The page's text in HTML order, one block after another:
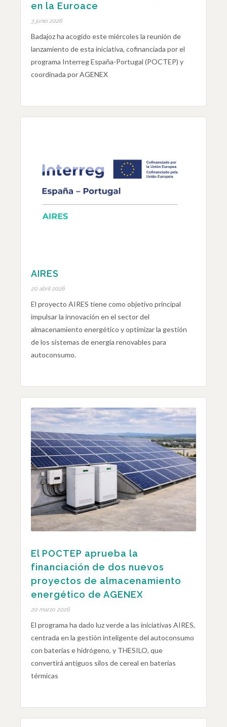
en la Euroace
3 junio 2026
Badajoz ha acogido este miércoles la reunión de
lanzamiento de esta iniciativa, cofinanciada por el
programa Interreg España-Portugal (POCTEP) y
coordinada por AGENEX
AIRES
20 abril 2026
El proyecto AIRES tiene como objetivo principal
impulsar la innovación en el sector del
almacenamiento energético y optimizar la gestión
de los sistemas de energía renovables para
autoconsumo.
El POCTEP aprueba la
financiación de dos nuevos
proyectos de almacenamiento
energético de AGENEX
20 marzo 2026
El programa ha dado luz verde a las iniciativas AIRES,
centrada en la gestión inteligente del autoconsumo
con baterías e hidrógeno, y THESILO, que
convertirá antiguos silos de cereal en baterías
térmicas